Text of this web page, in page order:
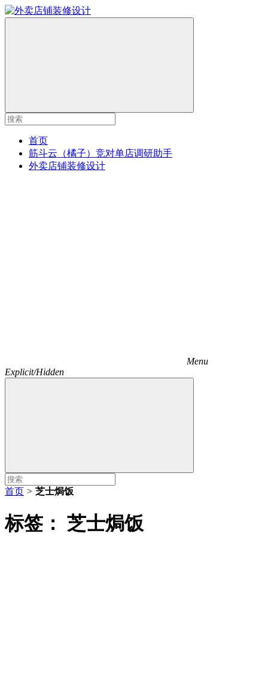
首页
筋斗云（橘子）竞对单店调研助手
外卖店铺装修设计
Menu
Explicit/Hidden
首页 > 芝士焗饭
标签： 芝士焗饭